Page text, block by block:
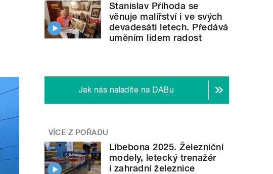
Stanislav Příhoda se
věnuje malířství i ve svých
devadesáti letech. Předává
uměním lidem radost
Jak nás naladíte na DABu
VÍCE Z POŘADU
Líbebona 2025. Železniční
modely, letecký trenažér
i zahradní železnice